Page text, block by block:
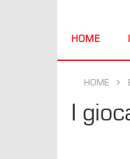
HOME
HOME
I